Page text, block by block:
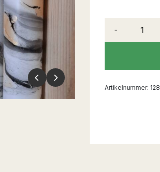
-
Artikelnummer: